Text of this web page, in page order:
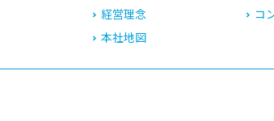
経営理念
コ
本社地図